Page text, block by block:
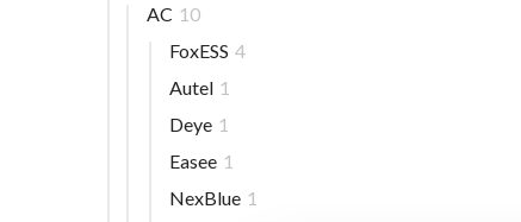
AC 10
FoxESS 4
Autel 1
Deye 1
Easee 1
NexBlue 1